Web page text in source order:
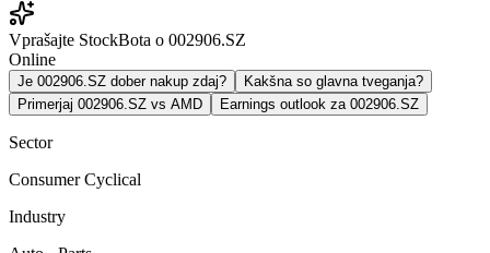
Vprašajte StockBota o 002906.SZ
Online
Je 002906.SZ dober nakup zdaj?
Kakšna so glavna tveganja?
Primerjaj 002906.SZ vs AMD
Earnings outlook za 002906.SZ
Sector
Consumer Cyclical
Industry